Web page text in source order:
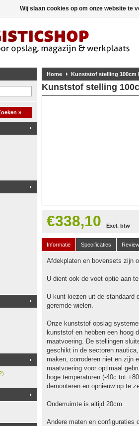
»
Home Kunststof stelling 100cm
Kunststof stelling
€338,10 Excl. btw
Informatie Specificaties
Afdekplaten en bovensets zijn
U dient ook de voet optie aan
U kunt kiezen uit de standaard
geremde wielen.
Onze kunststof opslag
kunststof en hebben een hoog
maatvoering. De stellingen
geschikt in de sectoren
maken, corroderen niet en zijn
maatvoering voor optimaal
hoge temperaturen (-40c tot
demonteren en opnieuw op te
Onderruimte is altijd 20cm
Andere maten en configuraties
Wij slaan cookies op om onze website te